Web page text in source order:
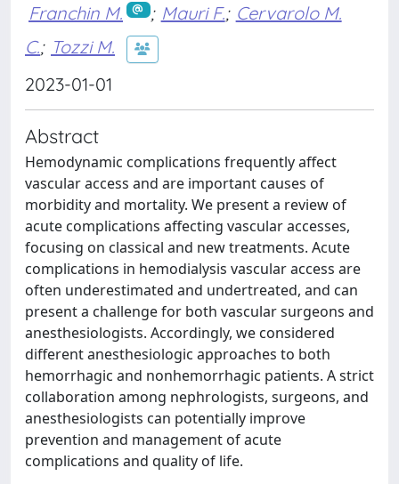
Franchin M. ; Mauri F.; Cervarolo M.
C.; Tozzi M.
2023-01-01
Abstract
Hemodynamic complications frequently affect
vascular access and are important causes of
morbidity and mortality. We present a review of
acute complications affecting vascular accesses,
focusing on classical and new treatments. Acute
complications in hemodialysis vascular access are
often underestimated and undertreated, and can
present a challenge for both vascular surgeons and
anesthesiologists. Accordingly, we considered
different anesthesiologic approaches to both
hemorrhagic and nonhemorrhagic patients. A strict
collaboration among nephrologists, surgeons, and
anesthesiologists can potentially improve
prevention and management of acute
complications and quality of life.